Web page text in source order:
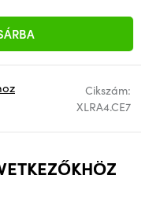
Cikszám:
XLRA4.CE7